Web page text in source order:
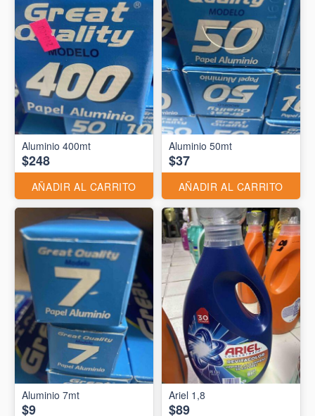
Aluminio 400mt
$248
AÑADIR AL CARRITO
Aluminio 50mt
$37
AÑADIR AL CARRITO
Aluminio 7mt
$9
Ariel 1,8
$89